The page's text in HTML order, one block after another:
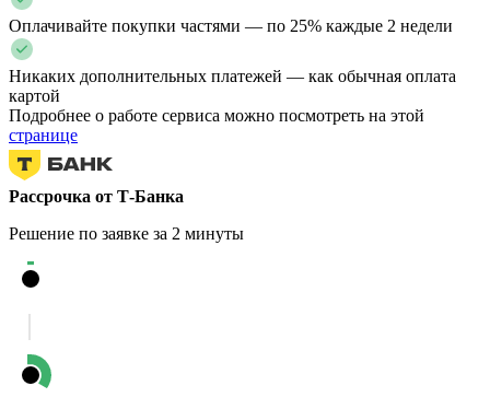
Оплачивайте покупки частями — по 25% каждые 2 недели
Никаких дополнительных платежей — как обычная оплата
картой
Подробнее о работе сервиса можно посмотреть на этой
странице
Рассрочка от Т-Банка
Решение по заявке за 2 минуты